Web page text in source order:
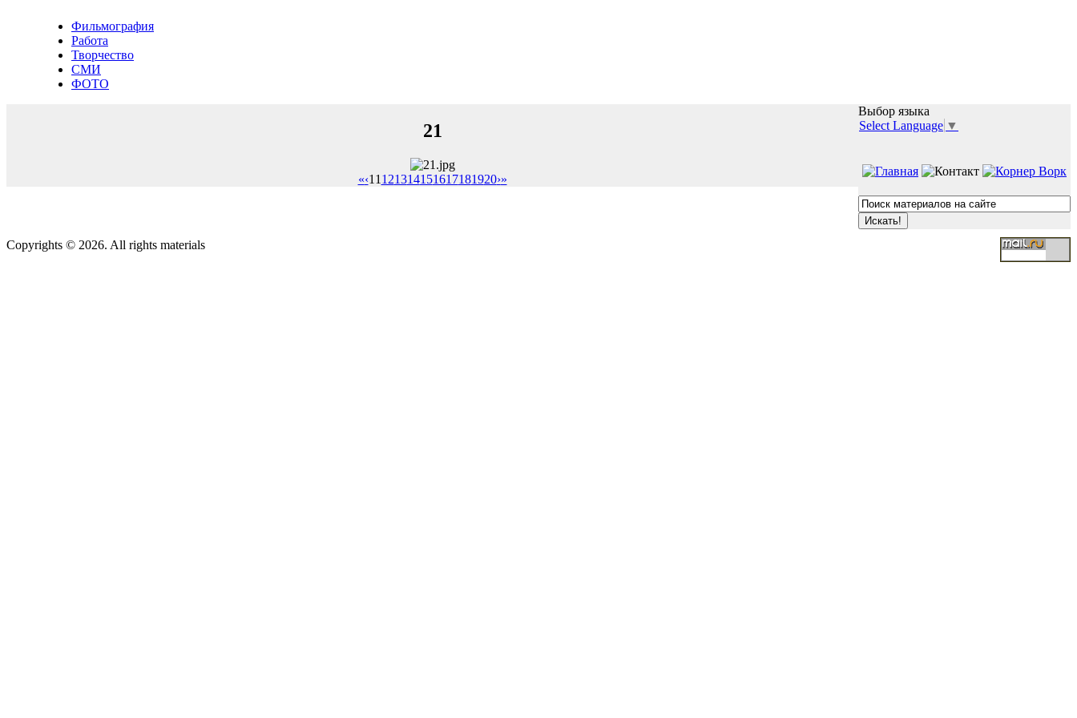
Фильмография
Работа
Творчество
СМИ
ФОТО
21
«‹11 121314151617181920›»
Выбор языка
Select Language ▼
Copyrights © 2026. All rights materials